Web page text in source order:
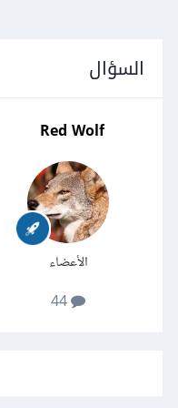
السؤال
Red Wolf
الأعضاء